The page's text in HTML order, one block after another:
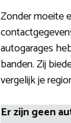
Zonder moeite
autogarages
banden. Zij
vergelijk je
Er zijn geen